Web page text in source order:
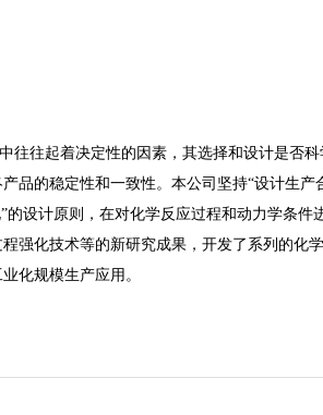
往起着决定性的因素，其选择和设计是否科
品的稳定性和一致性。本公司坚持“设计生产
设计原则，在对化学反应过程和动力学条件
强化技术等的新研究成果，开发了系列的化学
化规模生产应用。